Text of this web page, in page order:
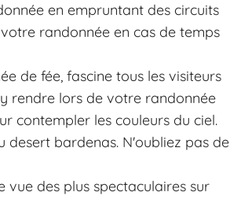
en empruntant des circuits
randonnée en cas de temps
de fée, fascine tous les visiteurs
rendre lors de votre randonnée
contempler les couleurs du ciel.
bardenas. N'oubliez pas de
des plus spectaculaires sur